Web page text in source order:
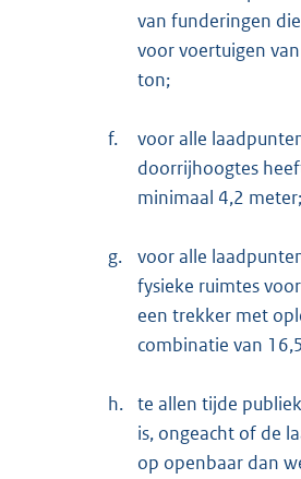
van funderingen
voor voertuigen
ton;
f.
voor alle
doorrijhoogtes
minimaal 4,2 meter;
g.
voor alle
fysieke ruimtes
een trekker met
combinatie van
h. te allen tijde
is, ongeacht of de
op openbaar dan